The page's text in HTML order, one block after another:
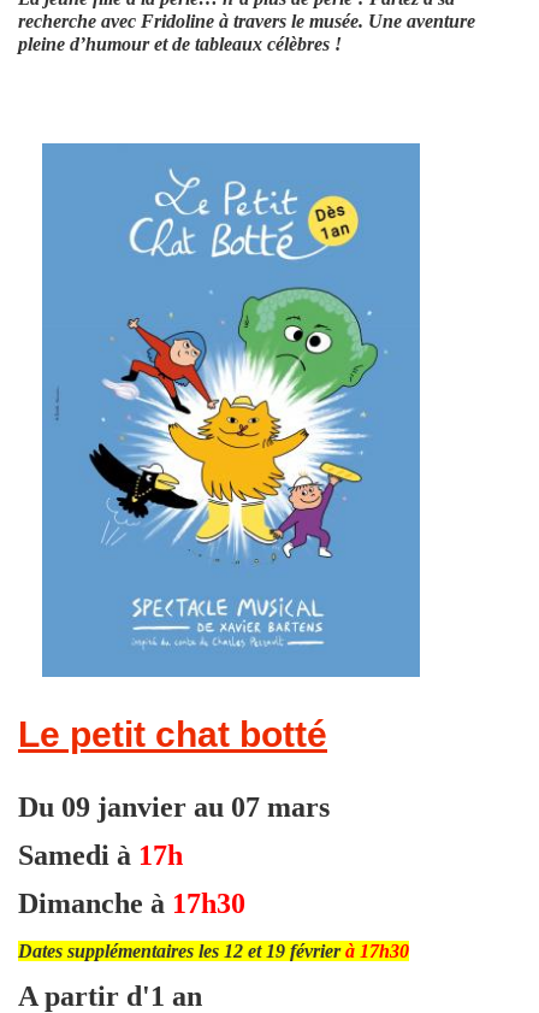
recherche avec Fridoline à travers le musée. Une aventure
pleine d’humour et de tableaux célèbres !
Le petit chat botté
Du 09 janvier au 07 mars
Samedi à 17h
Dimanche à 17h30
Dates supplémentaires les 12 et 19 févrierà 17h30
A partir d'1 an